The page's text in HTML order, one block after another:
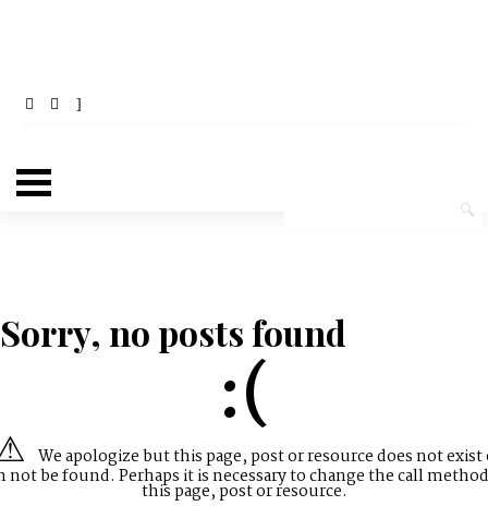
Sorry, no posts found
:(
We apologize but this page, post or resource does not exist
not be found. Perhaps it is necessary to change the call
this page, post or resource.